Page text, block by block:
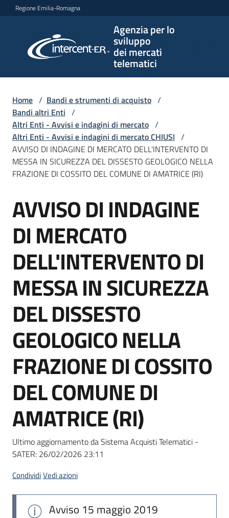
Vai al contenuto
Vai alla navigazione
Vai al footer
Regione Emilia-Romagna
Agenzia per lo
sviluppo
dei mercati
telematici
per lo
sviluppo
telematici
L'Agenzia
e
strumenti
acquisto
Supporto
Piattaforme
telematiche
English
site
su
Home / Bandi e strumenti di acquisto /
Bandi altri Enti /
Altri Enti - Avvisi e indagini di mercato /
Altri Enti - Avvisi e indagini di mercato CHIUSI /
AVVISO DI INDAGINE DI MERCATO DELL'INTERVENTO DI
MESSA IN SICUREZZA DEL DISSESTO GEOLOGICO NELLA
FRAZIONE DI COSSITO DEL COMUNE DI AMATRICE (RI)
Salta al contenuto
AVVISO DI INDAGINE
DI MERCATO
DELL'INTERVENTO DI
MESSA IN SICUREZZA
DEL DISSESTO
GEOLOGICO NELLA
FRAZIONE DI COSSITO
DEL COMUNE DI
AMATRICE (RI)
Ultimo aggiornamento da Sistema Acquisti Telematici -
SATER: 26/02/2026 23:11
CondividiVedi azioni
Avviso 15 maggio 2019